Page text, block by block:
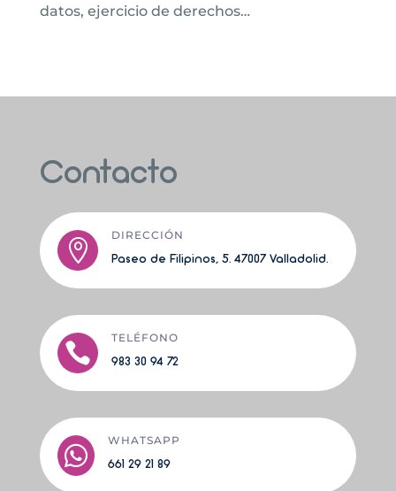
datos, ejercicio de derechos…
Contacto

DIRECCIÓN
Paseo de Filipinos, 5. 47007 Valladolid.

TELÉFONO
983 30 94 72

WHATSAPP
661 29 21 89